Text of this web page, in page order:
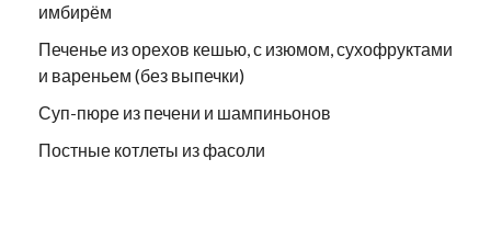
имбирём
Печенье из орехов кешью, с изюмом, сухофруктами
и вареньем (без выпечки)
Суп-пюре из печени и шампиньонов
Постные котлеты из фасоли